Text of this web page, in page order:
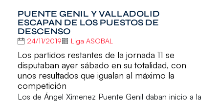
PUENTE GENIL Y VALLADOLID
ESCAPAN DE LOS PUESTOS DE
DESCENSO
24/11/2019 Liga ASOBAL
Los partidos restantes de la jornada 11 se
disputaban ayer sábado en su totalidad, con
unos resultados que igualan al máximo la
competición
Los de Ángel Ximenez Puente Genildaban inicio a la